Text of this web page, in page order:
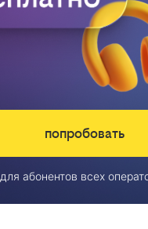
попробовать
для абонентов всех